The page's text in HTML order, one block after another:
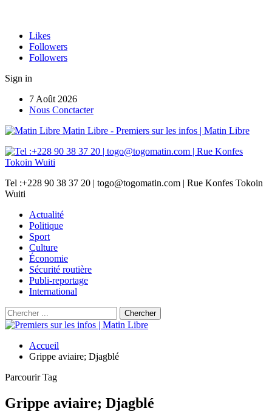
Likes
Followers
Followers
Sign in
7 Août 2026
Nous Conctacter
Matin Libre - Premiers sur les infos | Matin Libre
Tel :+228 90 38 37 20 | togo@togomatin.com | Rue Konfes Tokoin
Wuiti
Actualité
Politique
Sport
Culture
Économie
Sécurité routière
Publi-reportage
International
Accueil
Grippe aviaire; Djagblé
Parcourir Tag
Grippe aviaire; Djagblé